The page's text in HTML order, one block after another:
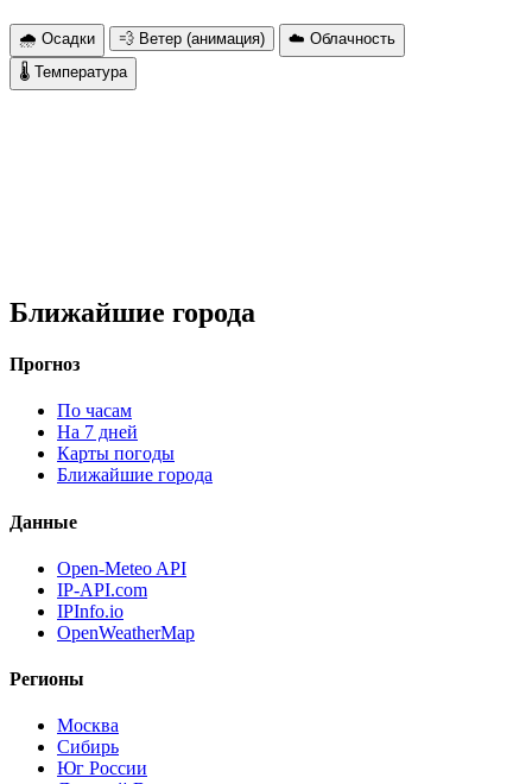
🌧 Осадки 💨 Ветер (анимация)
☁️ Облачность
🌡 Температура
Ближайшие города
Прогноз
По часам
На 7 дней
Карты погоды
Ближайшие города
Данные
Open-Meteo API
IP-API.com
IPInfo.io
OpenWeatherMap
Регионы
Москва
Сибирь
Юг России